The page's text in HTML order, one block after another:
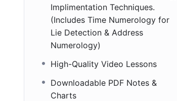
Implimentation Techniques.
(Includes Time Numerology for
Lie Detection & Address
Numerology)
High-Quality Video Lessons
Downloadable PDF Notes &
Charts